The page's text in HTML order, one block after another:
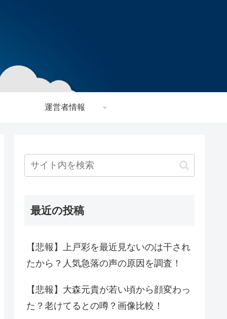
運営者情報
最近の投稿
【悲報】上戸彩を最近見ないのは干され
たから？人気急落の声の原因を調査！
【悲報】大森元貴が若い頃から顔変わっ
た？老けてるとの噂？画像比較！